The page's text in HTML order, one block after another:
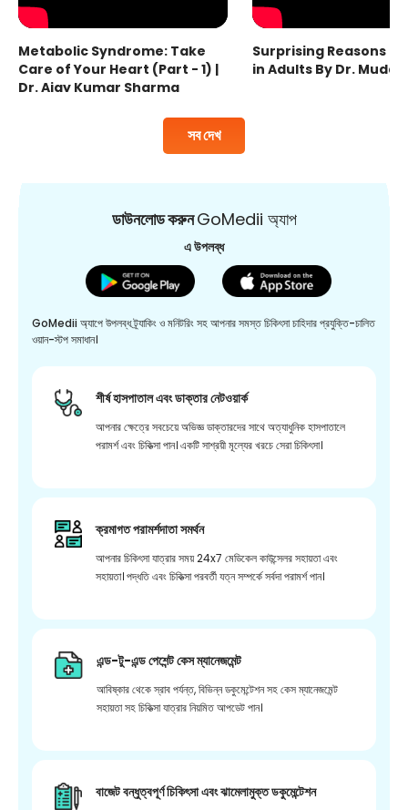
সব দেখ
Metabolic Syndrome: Take
Care of Your Heart (Part - 1) |
Dr. Ajay Kumar Sharma
Surprising Reasons
in Adults By Dr.
ডাউনলোড করুনGoMedii অ্যাপ
এ উপলব্ধ
GoMedii অ্যাপে উপলব্ধ ট্র্যাকিং ও মনিটরিং সহ আপনার সমস্ত চিকিৎসা চাহিদার প্রযুক্তি-চালিত
ওয়ান-স্টপ সমাধান।
শীর্ষ হাসপাতাল এবং ডাক্তার নেটওয়ার্ক
আপনার ক্ষেত্রে সবচেয়ে অভিজ্ঞ ডাক্তারদের সাথে অত্যাধুনিক হাসপাতালে
পরামর্শ এবং চিকিত্সা পান। একটি সাশ্রয়ী মূল্যের খরচে সেরা চিকিৎসা।
ক্রমাগত পরামর্শদাতা সমর্থন
আপনার চিকিৎসা যাত্রার সময় 24x7 মেডিকেল কাউন্সেলর সহায়তা এবং
সহায়তা। পদ্ধতি এবং চিকিত্সা পরবর্তী যত্ন সম্পর্কে সর্বদা পরামর্শ পান।
এন্ড-টু-এন্ড পেশেন্ট কেস ম্যানেজমেন্ট
আবিষ্কার থেকে স্রাব পর্যন্ত, বিভিন্ন ডকুমেন্টেশন সহ কেস ম্যানেজমেন্ট
সহায়তা সহ চিকিত্সা যাত্রার নিয়মিত আপডেট পান।
বাজেট বন্ধুত্বপূর্ণ চিকিৎসা এবং ঝামেলামুক্ত ডকুমেন্টেশন